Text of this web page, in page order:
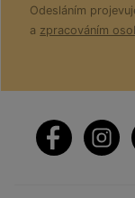
Odesláním
a zpracováním